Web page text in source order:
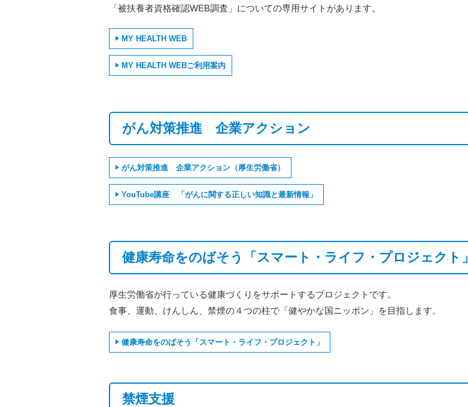
「被扶養者資格確認WEB調査」についての専用サイトがあります。
MY HEALTH WEB
MY HEALTH WEBご利用案内
がん対策推進 企業アクション
がん対策推進 企業アクション（厚生労働省）
YouTube講座 「がんに関する正しい知識と最新情報」
健康寿命をのばそう「スマート・ライフ・プロジェクト」
厚生労働省が行っている健康づくりをサポートするプロジェクトです。
食事、運動、けんしん、禁煙の４つの柱で「健やかな国ニッポン」を目指します。
健康寿命をのばそう「スマート・ライフ・プロジェクト」
禁煙支援